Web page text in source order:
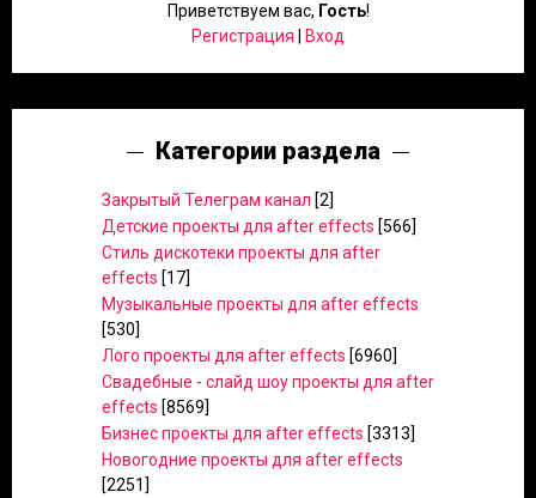
Приветствуем вас, Гость!
Регистрация
Вход
Категории раздела
Закрытый Телеграм канал [2]
Детские проекты для after effects [566]
Стиль дискотеки проекты для after
effects [17]
Музыкальные проекты для after effects
[530]
Лого проекты для after effects [6960]
Свадебные - слайд шоу проекты для after
effects [8569]
Бизнес проекты для after effects [3313]
Новогодние проекты для after effects
[2251]